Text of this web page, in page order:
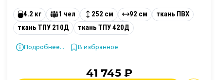
4.2 кг 1 чел 252 см 92 см
ткань ПВХ
ткань ТПУ 210Д
ткань ТПУ 420Д
Подробнее... В избранное
41 745 ₽